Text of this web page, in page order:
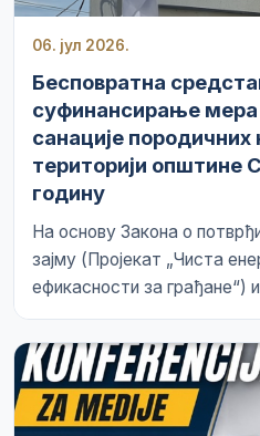
06. јул 2026.
Бесповратна
суфинансирање мера
санације породичних
територији општине
годину
На основу Закона о
зајму (Пројекат „Чиста
ефикасности за грађане“)